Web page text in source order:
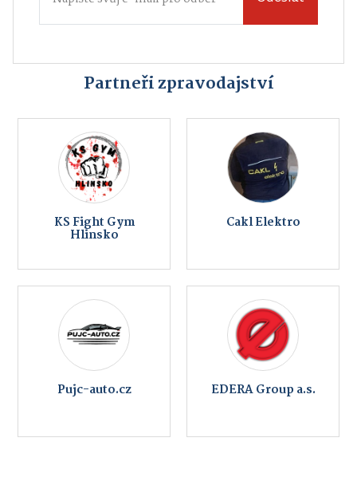
Partneři zpravodajství
KS Fight Gym
Hlinsko
Cakl Elektro
Pujc-auto.cz EDERA Group a.s.